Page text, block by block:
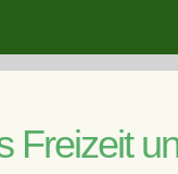
Freizeit